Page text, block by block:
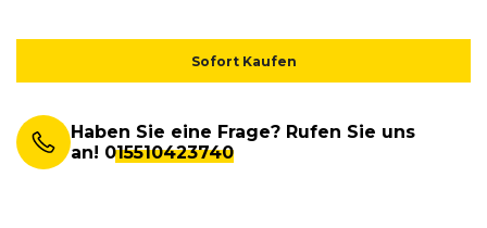
Sofort Kaufen
Haben Sie eine Frage? Rufen Sie uns
an! 015510423740